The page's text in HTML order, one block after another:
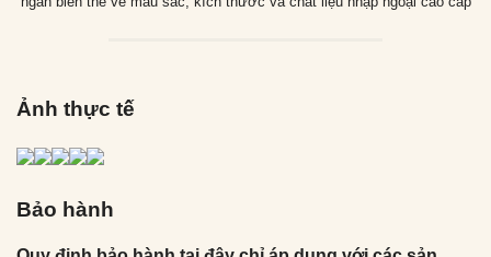
Ảnh thực tế
Bảo hành